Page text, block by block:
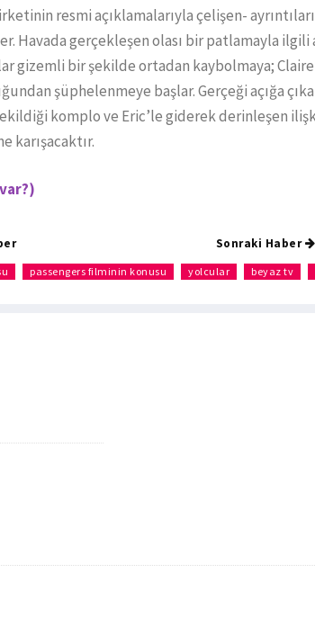
resmi açıklamalarıyla çelişen-
Havada gerçekleşen olası bir patlamayla ilgili
gizemli bir şekilde ortadan kaybolmaya;
şüphelenmeye başlar. Gerçeği açığa
komplo ve Eric’le giderek derinleşen
karışacaktır.
)
Sonraki Haber
passengers filminin konusu yolcular beyaz tv